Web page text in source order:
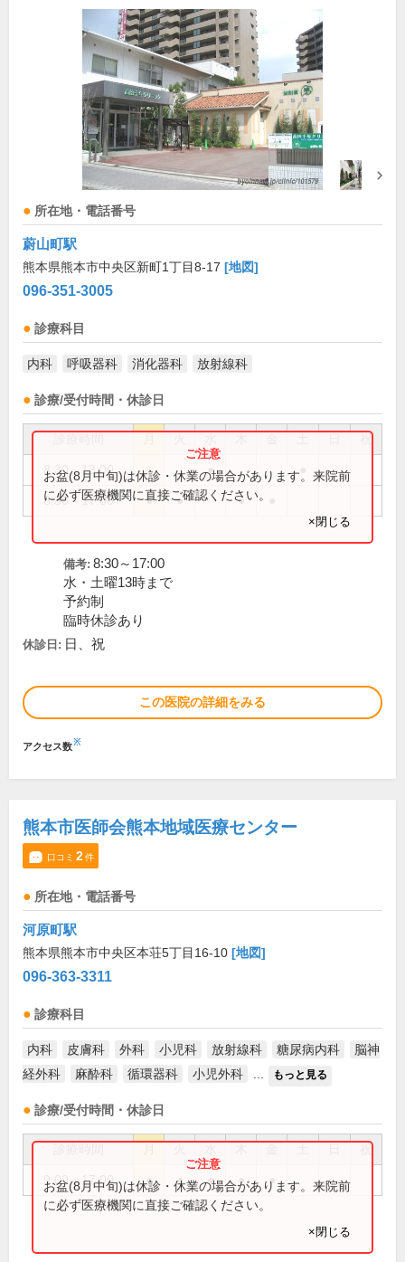
所在地・電話番号
蔚山町駅
熊本県熊本市中央区新町1丁目8-17 [地図]
096-351-3005
診療科目
内科 呼吸器科 消化器科 放射線科
診療/受付時間・休診日
祝
8:30～13:00 ●
8:30～17:00 ● ● ●
お盆(8月中旬)は休診・休業の場合があります。来院前
に必ず医療機関に直接ご確認ください。
×閉じる
備考: 8:30～17:00
水・土曜13時まで
予約制
臨時休診あり
休診日: 日、祝
この医院の詳細をみる
アクセス数※
熊本市医師会熊本地域医療センター
口コミ 2件
所在地・電話番号
河原町駅
熊本県熊本市中央区本荘5丁目16-10 [地図]
096-363-3311
診療科目
内科 皮膚科 外科 小児科 放射線科 糖尿病内科
脳神
経外科
麻酔科 循環器科 小児外科 もっと見る
診療/受付時間・休診日
祝
9:00～17:00 ● ● ● ● ●
お盆(8月中旬)は休診・休業の場合があります。来院前
に必ず医療機関に直接ご確認ください。
×閉じる